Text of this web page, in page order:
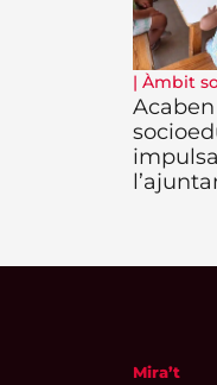
| Àmbit
Mira’t